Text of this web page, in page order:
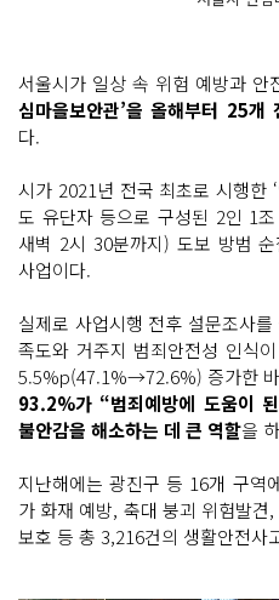
서울시가 일상 속 위험 예방과 안
심마을보안관’을 올해부터 25개
다.
시가 2021년 전국 최초로 시행한
도 유단자 등으로 구성된 2인 1
새벽 2시 30분까지) 도보 방범
사업이다.
실제로 사업시행 전후 설문조사
족도와 거주지 범죄안전성 인식
5.5%p(47.1%→72.6%) 증가한
93.2%가 “범죄예방에 도움이
불안감을 해소하는 데 큰 역할을
지난해에는 광진구 등 16개 구역
가 화재 예방, 축대 붕괴 위험발견
보호 등 총 3,216건의 생활안전사